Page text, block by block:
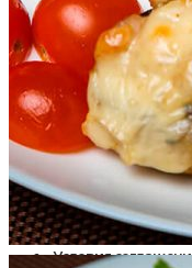
Мини
Пицца
Роллы
Десерты,
Детское
Напитки
Аксессуары
Оплата и доставка
Условия